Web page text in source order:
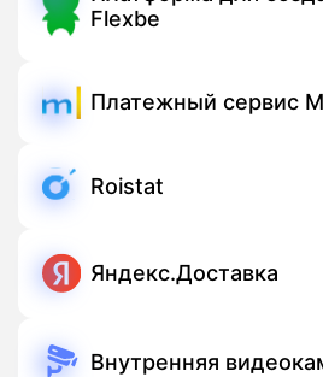
Flexbe
Платежный сервис
Roistat
Яндекс.Доставка
Внутренняя